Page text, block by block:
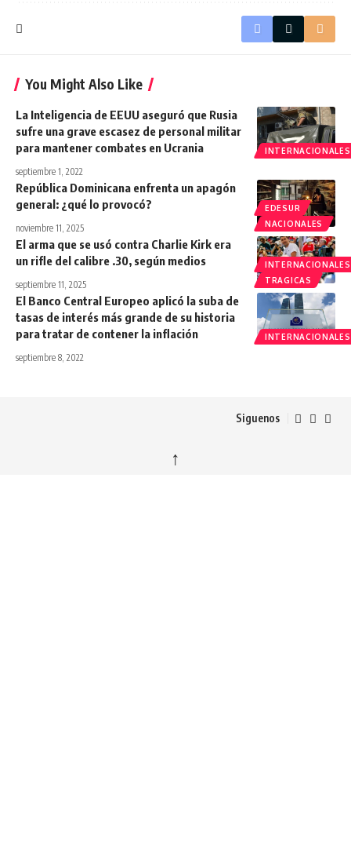
You Might Also Like
INTERNACIONALES
La Inteligencia de EEUU aseguró que Rusia
sufre una grave escasez de personal militar
para mantener combates en Ucrania
septiembre 1, 2022
EDESUR
NACIONALES
República Dominicana enfrenta un apagón
general: ¿qué lo provocó?
noviembre 11, 2025
INTERNACIONALES
TRAGICAS
El arma que se usó contra Charlie Kirk era
un rifle del calibre .30, según medios
septiembre 11, 2025
INTERNACIONALES
El Banco Central Europeo aplicó la suba de
tasas de interés más grande de su historia
para tratar de contener la inflación
septiembre 8, 2022
Siguenos
↑